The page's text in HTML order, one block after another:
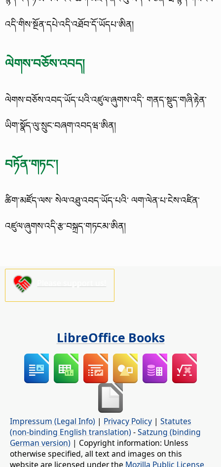
འདི་གིས་སྔོན་དཔེ་འདི་འཐོབ་དོ་ཡོདཔ་ཨིན།
ལེགས་བཅོས་འབད།
ལེགས་བཅོས་འབད་ཡོད་པའི་འཛུལ་ཞུགས་འདི་ གནད་སྡུད་གཞི་རྟེན་
ཡིག་སྣོད་ལུ་སྲུང་བཞག་འབདཝ་ཨིན།
བཏོན་གཏང་།
ཚིག་མཛོད་ལས་ སེལ་འཐུ་འབད་ཡོད་པའི་ ལག་ལེན་པ་ངེས་འཛིན་
འཛུལ་ཞུགས་འདི་རྩ་བསྐྲད་གཏངམ་ཨིན།
LibreOffice Books
Impressum (Legal Info) | Privacy Policy | Statutes
(non-binding English translation) -Satzung (binding
German version) | Copyright information: Unless
otherwise specified, all text and images on this
website are licensed under the Mozilla Public License